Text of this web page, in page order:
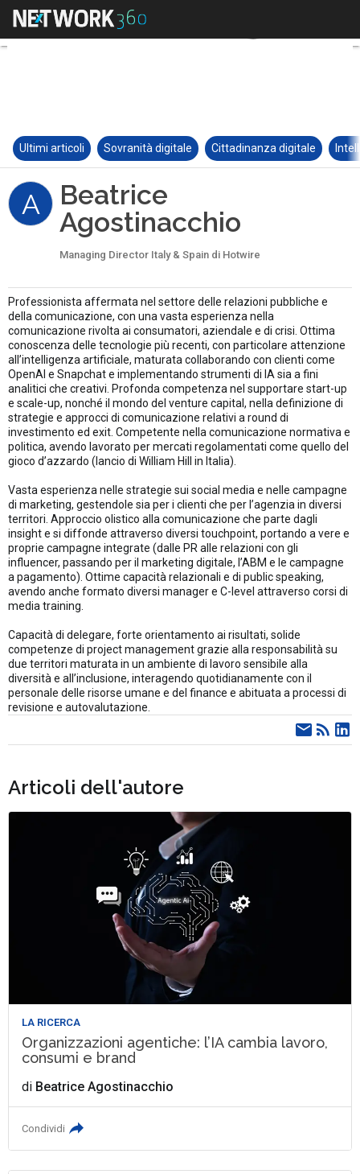
Ultimi articoli Sovranità digitale Cittadinanza digitale
A
Beatrice
Agostinacchio
Managing Director Italy & Spain di Hotwire
Professionista affermata nel settore delle relazioni pubbliche e
della comunicazione, con una vasta esperienza nella
comunicazione rivolta ai consumatori, aziendale e di crisi. Ottima
conoscenza delle tecnologie più recenti, con particolare attenzione
all’intelligenza artificiale, maturata collaborando con clienti come
OpenAI e Snapchat e implementando strumenti di IA sia a fini
analitici che creativi. Profonda competenza nel supportare start-up
e scale-up, nonché il mondo del venture capital, nella definizione di
strategie e approcci di comunicazione relativi a round di
investimento ed exit. Competente nella comunicazione normativa e
politica, avendo lavorato per mercati regolamentati come quello del
gioco d’azzardo (lancio di William Hill in Italia).
Vasta esperienza nelle strategie sui social media e nelle campagne
di marketing, gestendole sia per i clienti che per l’agenzia in diversi
territori. Approccio olistico alla comunicazione che parte dagli
insight e si diffonde attraverso diversi touchpoint, portando a vere e
proprie campagne integrate (dalle PR alle relazioni con gli
influencer, passando per il marketing digitale, l’ABM e le campagne
a pagamento). Ottime capacità relazionali e di public speaking,
avendo anche formato diversi manager e C-level attraverso corsi di
media training.
Capacità di delegare, forte orientamento ai risultati, solide
competenze di project management grazie alla responsabilità su
due territori maturata in un ambiente di lavoro sensibile alla
diversità e all’inclusione, interagendo quotidianamente con il
personale delle risorse umane e del finance e abituata a processi di
revisione e autovalutazione.
Articoli dell'autore
LA RICERCA
Organizzazioni agentiche: l’IA cambia lavoro,
consumi e brand
di Beatrice Agostinacchio
Condividi